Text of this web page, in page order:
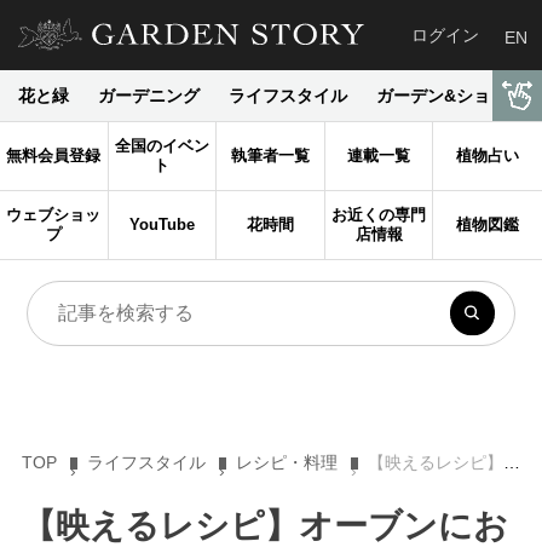
ログイン EN
花と緑 ガーデニング ライフスタイル ガーデン&ショップ
無料会員登録
全国のイベン
ト
執筆者一覧 連載一覧 植物占い
ウェブショッ
プ
YouTube 花時間
お近くの専門
店情報
植物図鑑
TOP ライフスタイル レシピ・料理 【映えるレシピ】オーブンにお任せ！ 簡単なのに色鮮やか「畑の血液」ビーツフムス
【映えるレシピ】オーブンにお